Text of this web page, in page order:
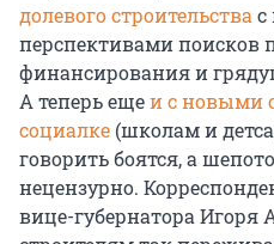
долевого строительства с
перспективами поисков
финансирования и
А теперь ещеи с новыми
социалке (школам и
говорить боятся, а
нецензурно.
вице-губернатора Игоря